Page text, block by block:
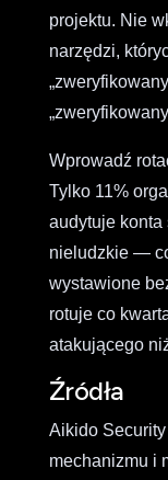
projektu. Nie
narzędzi,
Wprowadź
Tylko 11%
audytuje
nieludzkie —
wystawione
rotuje co
atakującego
Źródła
Aikido
mechanizmu i